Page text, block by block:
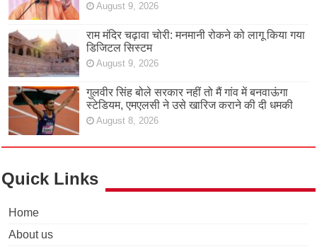
August 9, 2026
राम मंदिर चढ़ावा चोरी: मनमानी रोकने को लागू किया गया
डिजिटल सिस्टम
August 9, 2026
गुलवीर सिंह बोले सरकार नहीं तो मैं गांव में बनवाऊंगा
स्टेडियम, एमएलसी ने उसे खारिज कराने की दी धमकी
August 8, 2026
Quick Links
Home
About us